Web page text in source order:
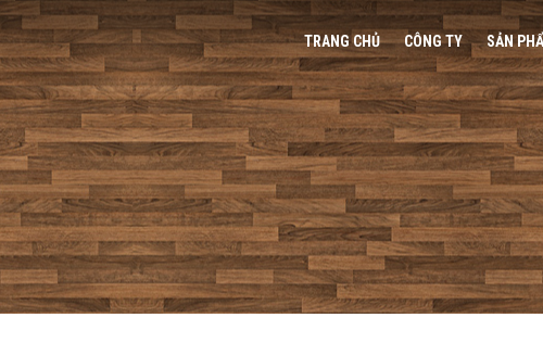
TRANG CHỦ CÔNG TY SẢN